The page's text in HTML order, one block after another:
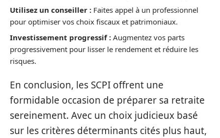
Utilisez un conseiller : Faites appel à un professionnel
pour optimiser vos choix fiscaux et patrimoniaux.
Investissement progressif : Augmentez vos parts
progressivement pour lisser le rendement et réduire les
risques.
En conclusion, les SCPI offrent une
formidable occasion de préparer sa retraite
sereinement. Avec un choix judicieux basé
sur les critères déterminants cités plus haut,